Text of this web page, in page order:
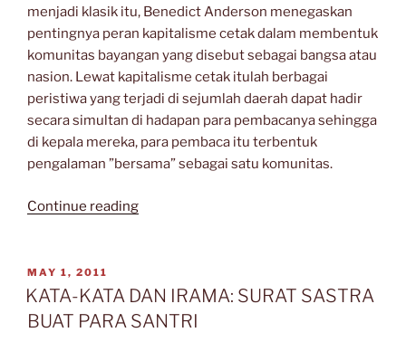
menjadi klasik itu, Benedict Anderson menegaskan
pentingnya peran kapitalisme cetak dalam membentuk
komunitas bayangan yang disebut sebagai bangsa atau
nasion. Lewat kapitalisme cetak itulah berbagai
peristiwa yang terjadi di sejumlah daerah dapat hadir
secara simultan di hadapan para pembacanya sehingga
di kepala mereka, para pembaca itu terbentuk
pengalaman ”bersama” sebagai satu komunitas.
Continue reading“Negara
Budaya”
POSTED
ON
MAY 1, 2011
KATA-KATA DAN IRAMA: SURAT SASTRA
BUAT PARA SANTRI